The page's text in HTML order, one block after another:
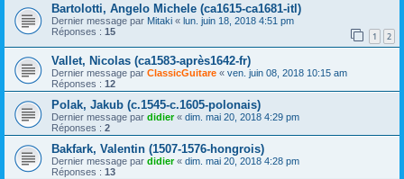
Bartolotti, Angelo Michele (ca1615-ca1681-itl)
Dernier message par Mitaki « lun. juin 18, 2018 4:51 pm
Réponses : 15 1 2
Vallet, Nicolas (ca1583-après1642-fr)
Dernier message par ClassicGuitare « ven. juin 08, 2018 10:15 am
Réponses : 12
Polak, Jakub (c.1545-c.1605-polonais)
Dernier message par didier« dim. mai 20, 2018 4:29 pm
Réponses : 2
Bakfark, Valentin (1507-1576-hongrois)
Dernier message par didier« dim. mai 20, 2018 4:28 pm
Réponses : 13